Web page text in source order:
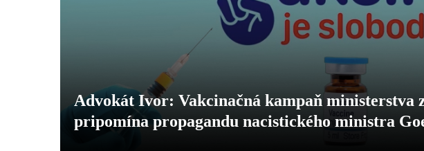
Advokát Ivor: Vakcinačná kampaň ministerstva
pripomína propagandu nacistického ministra